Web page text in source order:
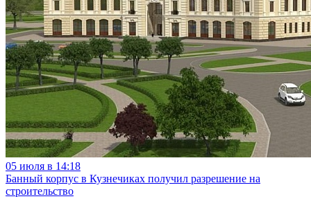
05 июля в 14:18
Банный корпус в Кузнечиках получил разрешение на
строительство